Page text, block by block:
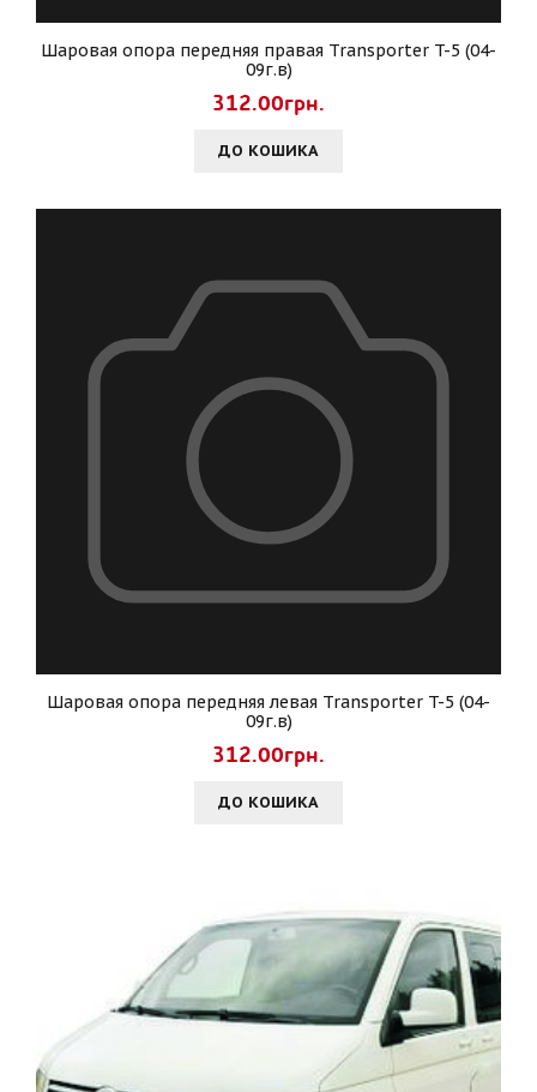
Шаровая опора передняя правая Transporter T-5 (04-
09г.в)
312.00грн.
ДО КОШИКА
Шаровая опора передняя левая Transporter T-5 (04-
09г.в)
312.00грн.
ДО КОШИКА